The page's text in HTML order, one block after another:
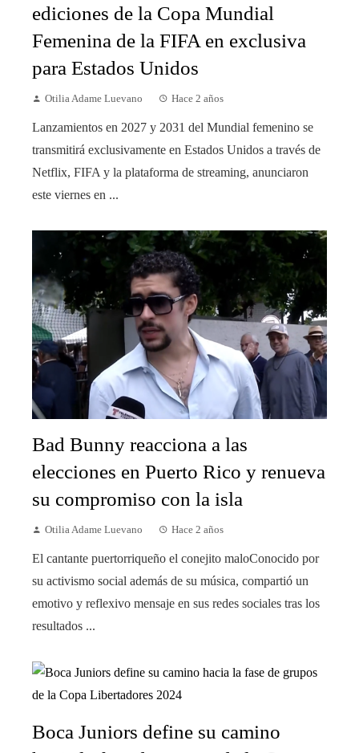
ediciones de la Copa Mundial
Femenina de la FIFA en exclusiva
para Estados Unidos
Otilia Adame Luevano Hace 2 años
Lanzamientos en 2027 y 2031 del Mundial femenino se
transmitirá exclusivamente en Estados Unidos a través de
Netflix, FIFA y la plataforma de streaming, anunciaron
este viernes en ...
Bad Bunny reacciona a las
elecciones en Puerto Rico y renueva
su compromiso con la isla
Otilia Adame Luevano Hace 2 años
El cantante puertorriqueño el conejito maloConocido por
su activismo social además de su música, compartió un
emotivo y reflexivo mensaje en sus redes sociales tras los
resultados ...
Boca Juniors define su camino